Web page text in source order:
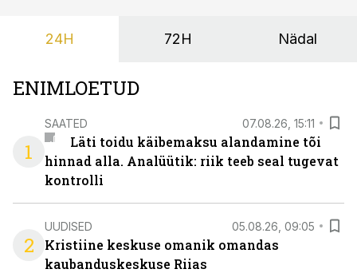
24H 72H Nädal
ENIMLOETUD
1
SAATED 07.08.26, 15:11
Läti toidu käibemaksu alandamine tõi
hinnad alla. Analüütik: riik teeb seal tugevat
kontrolli
2
UUDISED 05.08.26, 09:05
Kristiine keskuse omanik omandas
kaubanduskeskuse Riias